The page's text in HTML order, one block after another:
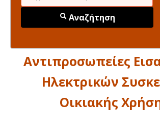
Αναζήτηση
Αντιπροσωπείες
Ηλεκτρικών
Οικιακής